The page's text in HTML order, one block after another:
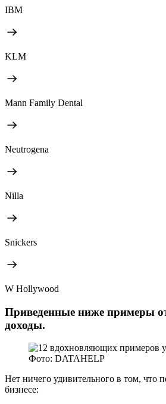
IBM
KLM
Mann Family Dental
Neutrogena
Nilla
Snickers
W Hollywood
Приведенные ниже примеры
доходы.
Фото: DATAHELP
Нет ничего удивительного в том, что
бизнесе: